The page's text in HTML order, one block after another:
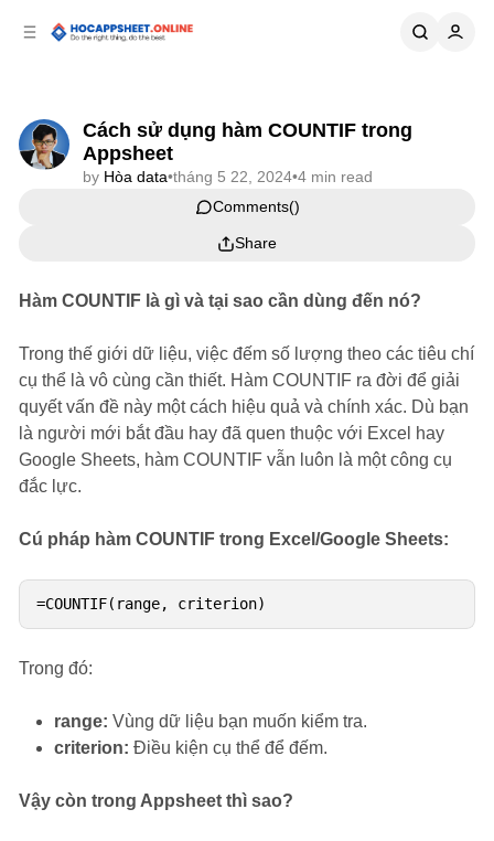
Cách sử dụng hàm COUNTIF trong
Appsheet
by Hòa data•tháng 5 22, 2024•4 min read
Comments
Share
Hàm COUNTIF là gì và tại sao cần dùng đến nó?
Trong thế giới dữ liệu, việc đếm số lượng theo các tiêu chí
cụ thể là vô cùng cần thiết. Hàm COUNTIF ra đời để giải
quyết vấn đề này một cách hiệu quả và chính xác. Dù bạn
là người mới bắt đầu hay đã quen thuộc với Excel hay
Google Sheets, hàm COUNTIF vẫn luôn là một công cụ
đắc lực.
Cú pháp hàm COUNTIF trong Excel/Google Sheets:
Trong đó:
range: Vùng dữ liệu bạn muốn kiểm tra.
criterion: Điều kiện cụ thể để đếm.
Vậy còn trong Appsheet thì sao?